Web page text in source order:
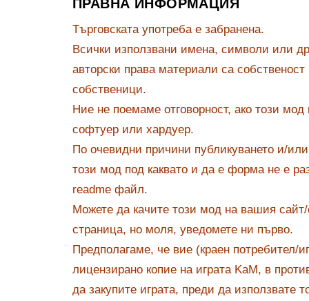
Търговската употреба е забранена.
Всички използвани имена, символи или
авторски права материали са собственост
собственици.
Ние не поемаме отговорност, ако този
софтуер или хардуер.
По очевидни причини публикуването и/
този мод под каквато и да е форма не е
readme файл.
Можете да качите този мод на вашия
страница, но моля, уведомете ни първо.
Предполагаме, че вие ​​(краен потребител/
лицензирано копие на играта KaM, в
да закупите играта, преди да използвате